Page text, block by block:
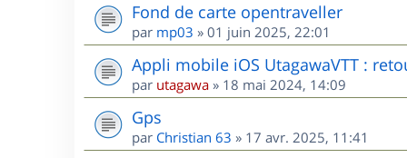
Fond de carte opentraveller
par mp03 » 01 juin 2025, 22:01
Appli mobile iOS UtagawaVTT :
par utagawa » 18 mai 2024, 14:09
Gps
par Christian 63 » 17 avr. 2025, 11:41